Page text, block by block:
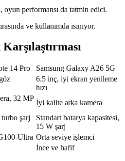
oyun performansı da tatmin edici.
ve kullanımda ısınıyor.
14 Pro
Samsung Galaxy A26 5G
6.5 inç, iyi ekran yenileme
hızı
32 MP
İyi kalite arka kamera
şarj
Standart batarya kapasitesi,
15 W şarj
Ultra Orta seviye işlemci
İnce ve hafif